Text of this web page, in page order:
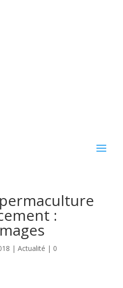
:
| Actualité | 0